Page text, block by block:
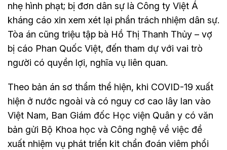
nhẹ hình phạt; bị đơn dân sự là Công ty Việt Á
kháng cáo xin xem xét lại phần trách nhiệm dân sự.
Tòa án cũng triệu tập bà Hồ Thị Thanh Thủy – vợ
bị cáo Phan Quốc Việt, đến tham dự với vai trò
người có quyền lợi, nghĩa vụ liên quan.
Theo bản án sơ thẩm thể hiện, khi COVID-19 xuất
hiện ở nước ngoài và có nguy cơ cao lây lan vào
Việt Nam, Ban Giám đốc Học viện Quân y có văn
bản gửi Bộ Khoa học và Công nghệ về việc đề
xuất nhiệm vụ phát triển kit chẩn đoán viêm phổi